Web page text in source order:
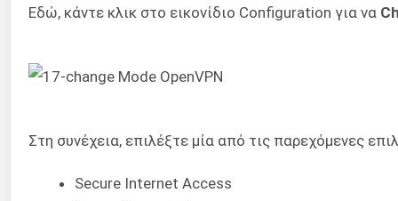
Εδώ, κάντε κλικ στο εικονίδιο Configuration για να
Στη συνέχεια, επιλέξτε μία από τις παρεχόμενες
Secure Internet Access